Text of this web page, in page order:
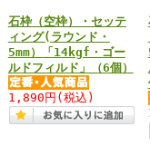
石枠（空枠）・セッテ
ィング(ラウンド・
5mm）「14kgf・ゴー
ルドフィルド」（6個）
1,890円 (税込)